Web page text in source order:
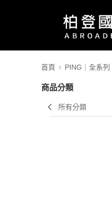
首頁 PING｜全系列
商品分類
所有分類